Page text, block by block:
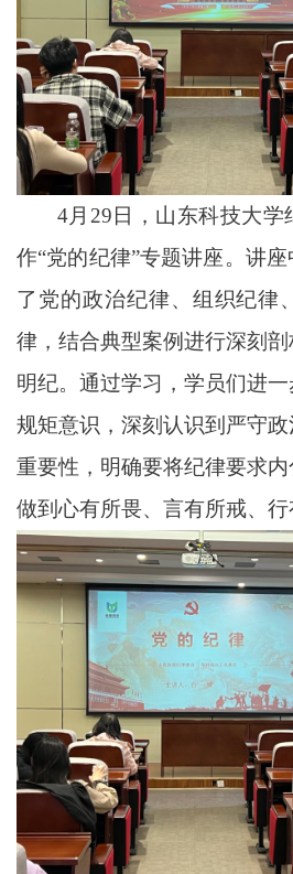
4月29日，山东科技大学
作“党的纪律”专题讲座。讲
了党的政治纪律、组织纪律
律，结合典型案例进行深刻
明纪。通过学习，学员们进
规矩意识，深刻认识到严守
重要性，明确要将纪律要求内
做到心有所畏、言有所戒、行